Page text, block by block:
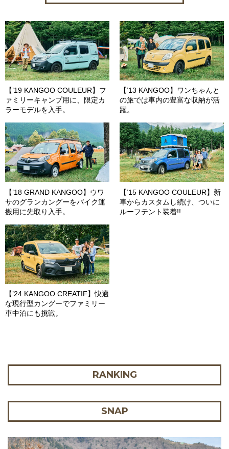
【’19 KANGOO COULEUR】フ
ァミリーキャンプ用に、限定カ
ラーモデルを入手。
【’13 KANGOO】ワンちゃんと
の旅では車内の豊富な収納が活
躍。
【’18 GRAND KANGOO】ウワ
サのグランカングーをバイク運
搬用に先取り入手。
【’15 KANGOO COULEUR】新
車からカスタムし続け、ついに
ルーフテント装着!!
【’24 KANGOO CREATIF】快適
な現行型カングーでファミリー
車中泊にも挑戦。
RANKING
SNAP